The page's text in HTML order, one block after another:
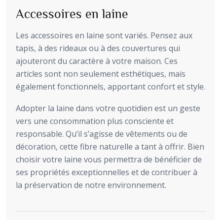
Accessoires en laine
Les accessoires en laine sont variés. Pensez aux
tapis, à des rideaux ou à des couvertures qui
ajouteront du caractère à votre maison. Ces
articles sont non seulement esthétiques, mais
également fonctionnels, apportant confort et style.
Adopter la laine dans votre quotidien est un geste
vers une consommation plus consciente et
responsable. Qu’il s’agisse de vêtements ou de
décoration, cette fibre naturelle a tant à offrir. Bien
choisir votre laine vous permettra de bénéficier de
ses propriétés exceptionnelles et de contribuer à
la préservation de notre environnement.